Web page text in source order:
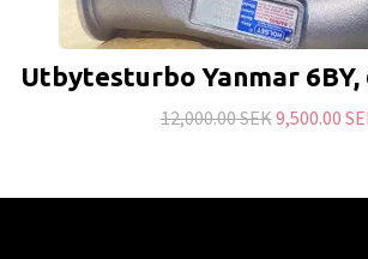
Utbytesturbo Yanmar 6BY,
12,000.00 SEK9,500.00